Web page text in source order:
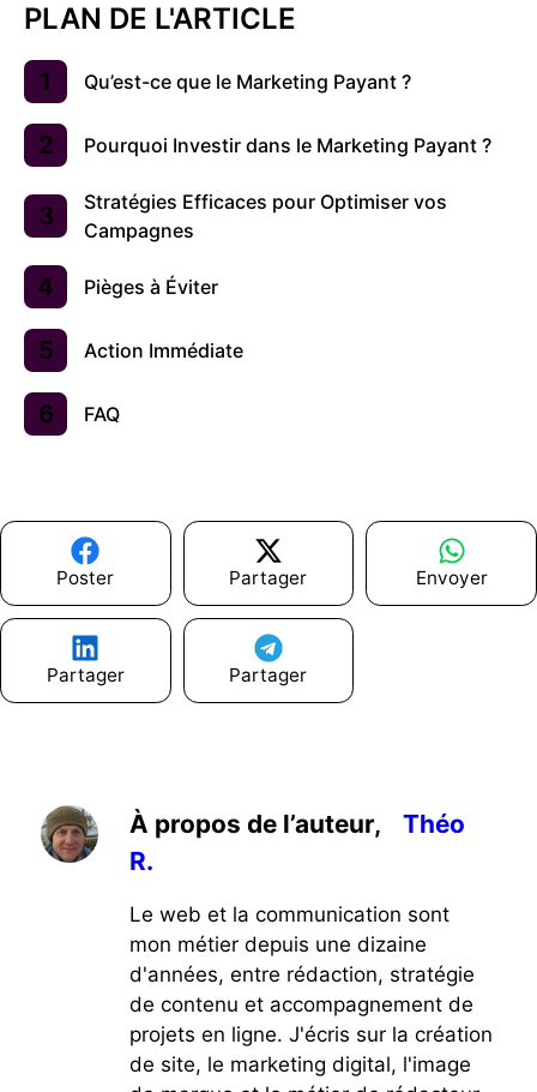
PLAN DE L'ARTICLE
Qu’est-ce que le Marketing Payant ?
Pourquoi Investir dans le Marketing Payant ?
Stratégies Efficaces pour Optimiser vos
Campagnes
Pièges à Éviter
Action Immédiate
FAQ
Poster Partager Envoyer
Partager Partager
À propos de l’auteur,
Théo
R.
Le web et la communication sont
mon métier depuis une dizaine
d'années, entre rédaction, stratégie
de contenu et accompagnement de
projets en ligne. J'écris sur la création
de site, le marketing digital, l'image